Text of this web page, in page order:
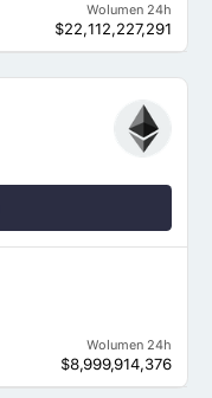
Wolumen 24h
$22,112,227,291
Wolumen 24h
$8,999,914,376